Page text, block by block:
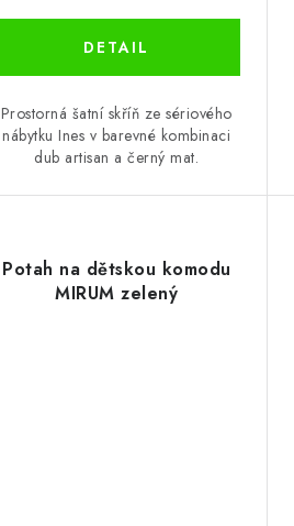
Prostorná šatní skříň ze sériového
nábytku Ines v barevné kombinaci
dub artisan a černý mat.
Potah na dětskou komodu
MIRUM zelený